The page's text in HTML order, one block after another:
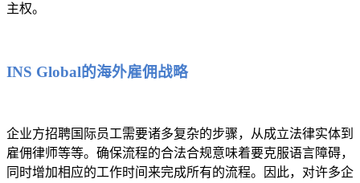
主权。
INS Global的海外雇佣战略
企业方招聘国际员工需要诸多复杂的步骤，从成立法律实体到
雇佣律师等等。确保流程的合法合规意味着要克服语言障碍，
同时增加相应的工作时间来完成所有的流程。因此，对许多企